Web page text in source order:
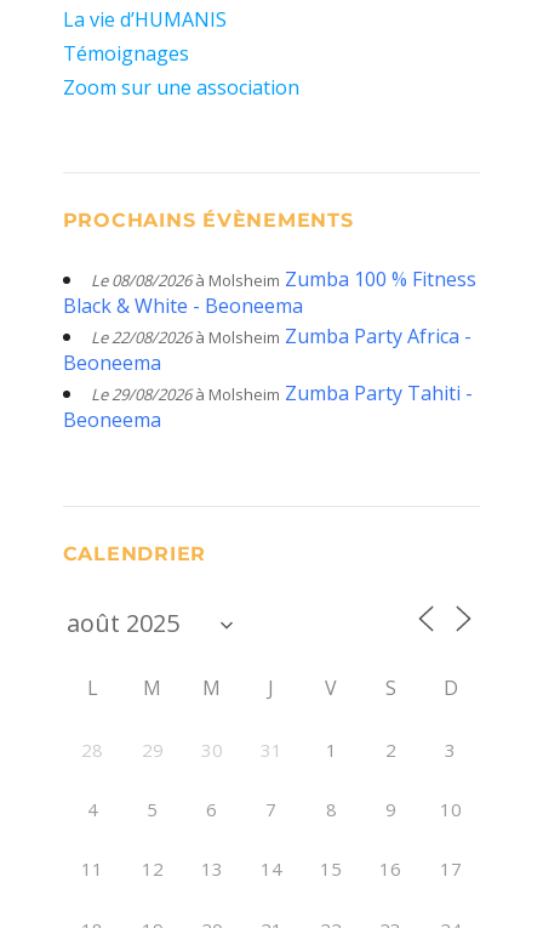
La vie d’HUMANIS
Témoignages
Zoom sur une association
PROCHAINS ÉVÈNEMENTS
Le 08/08/2026à Molsheim Zumba 100 % Fitness
Black & White - Beoneema
Le 22/08/2026à Molsheim Zumba Party Africa -
Beoneema
Le 29/08/2026à Molsheim Zumba Party Tahiti -
Beoneema
CALENDRIER
L M M J V S D
28 29 30 31 1 2 3
4 5 6 7 8 9 10
11 12 13 14 15 16 17